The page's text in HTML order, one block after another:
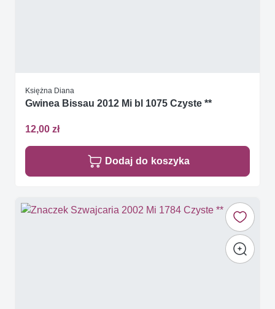
Księżna Diana
Gwinea Bissau 2012 Mi bl 1075 Czyste **
12,00 zł
Dodaj do koszyka